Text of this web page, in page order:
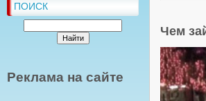
ПОИСК
Реклама на сайте
Чем